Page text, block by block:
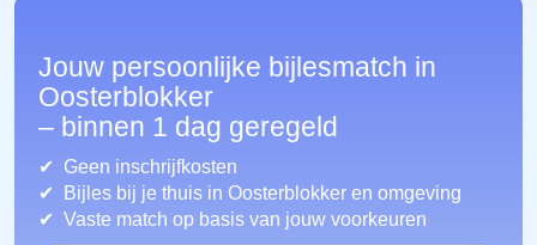
Jouw persoonlijke bijlesmatch in
Oosterblokker
– binnen 1 dag geregeld
Geen inschrijfkosten
Bijles bij je thuis in Oosterblokker en omgeving
Vaste match op basis van jouw voorkeuren